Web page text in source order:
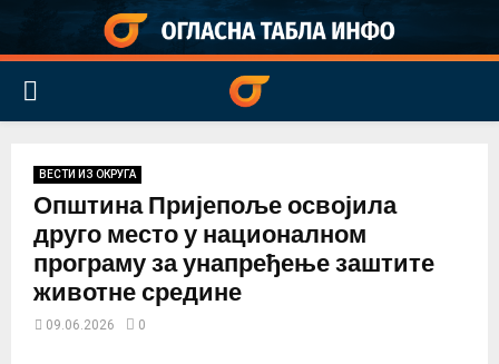
PRIMARY
ВЕСТИ ИЗ ОКРУГА
Општина Пријепоље освојила
друго место у националном
програму за унапређење заштите
животне средине
09.06.2026 0